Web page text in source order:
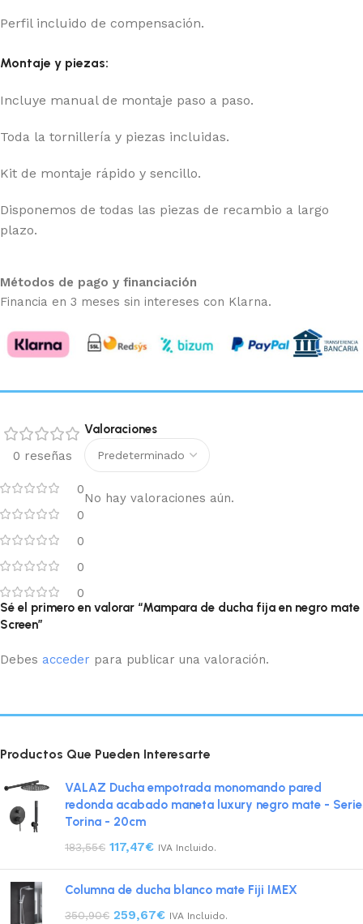
Perfil incluido de compensación.
Montaje y piezas:
Incluye manual de montaje paso a paso.
Toda la tornillería y piezas incluidas.
Kit de montaje rápido y sencillo.
Disponemos de todas las piezas de recambio a largo
plazo.
Métodos de pago y financiación
Financia en 3 meses sin intereses con Klarna.
0 reseñas
0
0
0
0
0
Valoraciones
No hay valoraciones aún.
Sé el primero en valorar “Mampara de ducha fija en negro mate
Screen”
Debes acceder para publicar una valoración.
Productos Que Pueden Interesarte
VALAZ Ducha empotrada monomando pared
redonda acabado maneta luxury negro mate - Serie
Torina - 20cm
183,55€ 117,47€ IVA Incluido.
Columna de ducha blanco mate Fiji IMEX
350,90€ 259,67€ IVA Incluido.